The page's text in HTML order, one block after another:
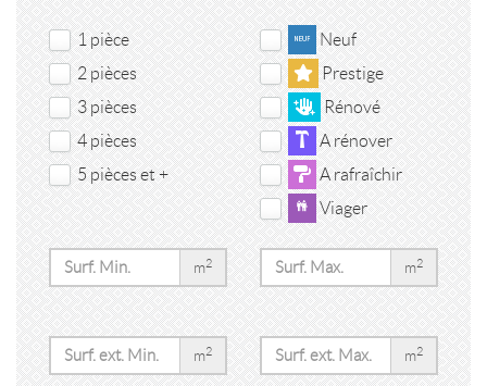
1 pièce
2 pièces
3 pièces
4 pièces
5 pièces et +
Neuf
Prestige
Rénové
A rénover
A rafraîchir
Viager
m2 m2
m2 m2